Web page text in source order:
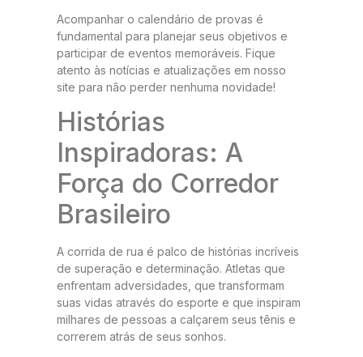
Acompanhar o calendário de provas é
fundamental para planejar seus objetivos e
participar de eventos memoráveis. Fique
atento às notícias e atualizações em nosso
site para não perder nenhuma novidade!
Histórias
Inspiradoras: A
Força do Corredor
Brasileiro
A corrida de rua é palco de histórias incríveis
de superação e determinação. Atletas que
enfrentam adversidades, que transformam
suas vidas através do esporte e que inspiram
milhares de pessoas a calçarem seus tênis e
correrem atrás de seus sonhos.